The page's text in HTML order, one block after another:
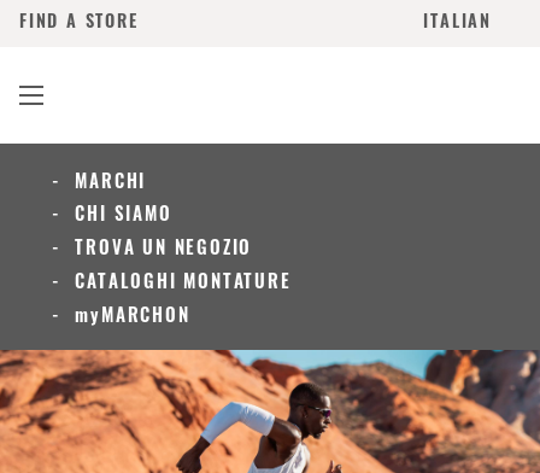
ITALIAN
FIND A STORE
MARCHI
CHI SIAMO
TROVA UN NEGOZIO
CATALOGHI MONTATURE
myMARCHON